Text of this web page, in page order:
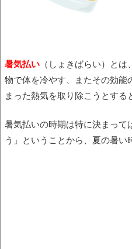
暑気払い （しょきばらい）とは
物で体を冷やす、またその効能
まった熱気を取り除こうとする
暑気払いの時期は特に決まって
う」ということから、夏の暑い